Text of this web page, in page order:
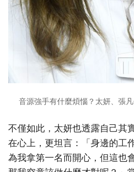
音源強手有什麼煩惱？太妍、張
不僅如此，太妍也透露自己其
在心上，更坦言：「身邊的工
為我拿第一名而開心，但這也